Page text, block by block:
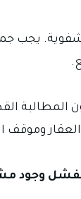
يجب
المطالبة
وموقف
وجود